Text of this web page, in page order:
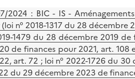
2024 : BIC - IS -
n° 2018-1317 du 28 décembre
1479 du 28 décembre 2019
de finances pour 2021, art. 108
art. 72 ; loi n° 2022-1726 du
du 29 décembre 2023 de